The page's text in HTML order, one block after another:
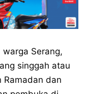
Serang,
singgah atau
Ramadan dan